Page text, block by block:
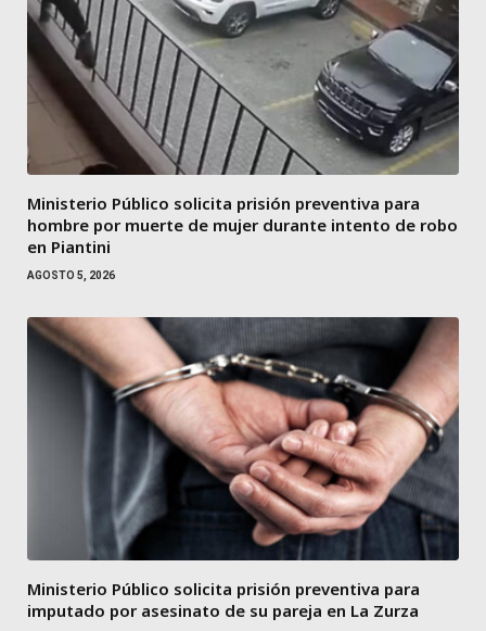
Ministerio Público solicita prisión preventiva para
hombre por muerte de mujer durante intento de robo
en Piantini
AGOSTO 5, 2026
Ministerio Público solicita prisión preventiva para
imputado por asesinato de su pareja en La Zurza